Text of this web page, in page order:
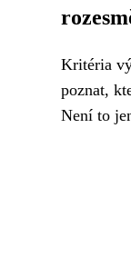
Kritéria
poznat,
Není to